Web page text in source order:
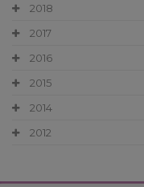
2018
2017
2016
2015
2014
2012